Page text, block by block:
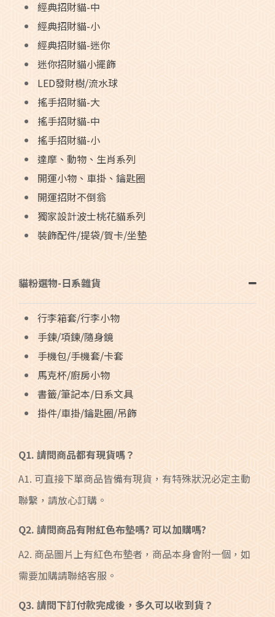
經典招財貓-中
經典招財貓-小
經典招財貓-迷你
迷你招財貓小擺飾
LED發財樹/流水球
搖手招財貓-大
搖手招財貓-中
搖手招財貓-小
達摩、動物、生肖系列
開運小物、車掛、鑰匙圈
開運招財不倒翁
獨家設計波士桃花貓系列
裝飾配件/提袋/賀卡/坐墊
貓粉選物-日系雜貨
行李箱套/行李小物
手鍊/項鍊/隨身鏡
手機包/手機套/卡套
馬克杯/廚房小物
書籤/筆記本/日系文具
掛件/車掛/鑰匙圈/吊飾
Q1. 請問商品都有現貨嗎？
A1. 可直接下單商品皆備有現貨，有特殊狀況必定主動
聯繫，請放心訂購。
Q2. 請問商品有附紅色布墊嗎? 可以加購嗎?
A2. 商品圖片上有紅色布墊者，商品本身會附一個，如
需要加購請聯絡客服。
Q3. 請問下訂付款完成後，多久可以收到貨？